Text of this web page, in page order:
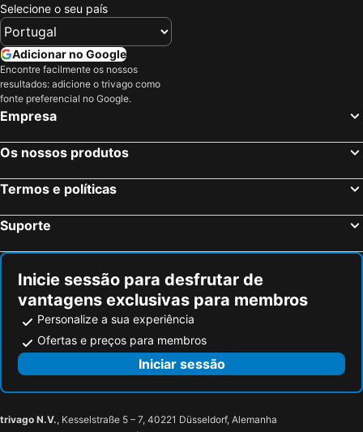
Selecione o seu país
Adicionar no Google
Encontre facilmente os nossos
resultados: adicione o trivago como
fonte preferencial no Google.
Empresa
Os nossos produtos
Termos e políticas
Suporte
Inicie sessão para desfrutar de
vantagens exclusivas para membros
Personalize a sua experiência
Ofertas e preços para membros
Iniciar sessão
trivago N.V., Kesselstraße 5 – 7, 40221 Düsseldorf, Alemanha